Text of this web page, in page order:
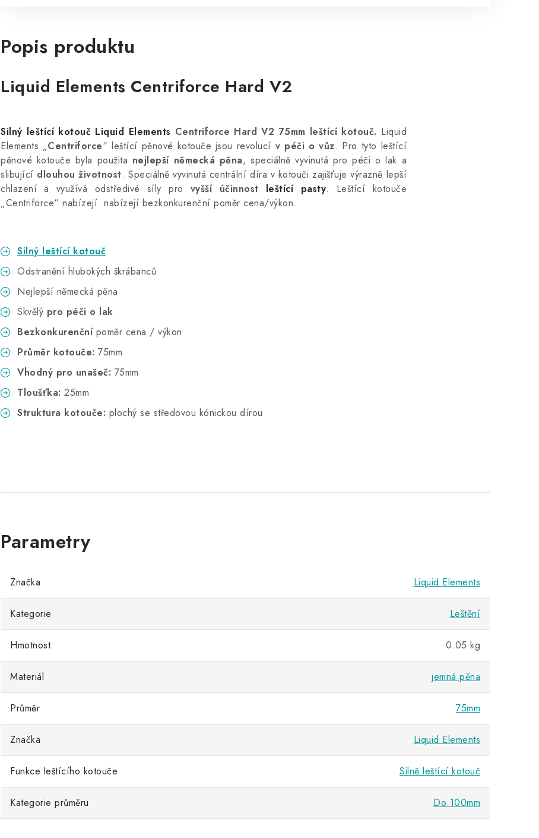
Popis produktu
Liquid Elements Centriforce Hard V2
Silný leštící kotouč Liquid Elements Centriforce Hard V2 75mm leštící kotouč. Liquid
Elements „Centriforce“ leštící pěnové kotouče jsou revolucí v péči o vůz. Pro tyto leštící
pěnové kotouče byla použita nejlepší německá pěna, speciálně vyvinutá pro péči o lak a
slibující dlouhou životnost. Speciálně vyvinutá centrální díra v kotouči zajišťuje výrazně lepší
chlazení a využívá odstředivé síly pro
vyšší účinnost leštící pasty. Leštící kotouče
„Centriforce“ nabízejí nabízejí bezkonkurenční poměr cena/výkon.
Silný leštící kotouč
Odstranění hlubokých škrábanců
Nejlepší německá pěna
Skvělý pro péči o lak
Bezkonkurenčnípoměr cena / výkon
Průměr kotouče: 75mm
Vhodný pro unašeč: 75mm
Tloušťka: 25mm
Struktura kotouče: plochý se středovou kónickou dírou
Značka Liquid Elements
Kategorie Leštění
Hmotnost 0.05 kg
Materiál jemná pěna
Průměr 75mm
Značka Liquid Elements
Funkce leštícího kotouče Silně leštící kotouč
Kategorie průměru Do 100mm